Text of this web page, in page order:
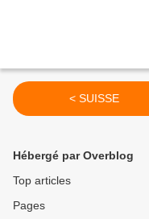
< SUISSE
Hébergé par Overblog
Top articles
Pages